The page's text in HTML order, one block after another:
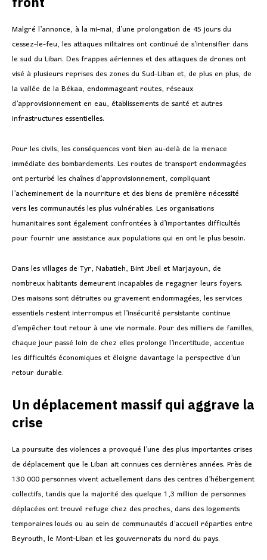
Malgré l’annonce, à la mi-mai, d’une prolongation de 45 jours du
cessez-le-feu, les attaques militaires ont continué de s’intensifier dans
le sud du Liban. Des frappes aériennes et des attaques de drones ont
visé à plusieurs reprises des zones du Sud-Liban et, de plus en plus, de
la vallée de la Békaa, endommageant routes, réseaux
d’approvisionnement en eau, établissements de santé et autres
infrastructures essentielles.
Pour les civils, les conséquences vont bien au-delà de la menace
immédiate des bombardements. Les routes de transport endommagées
ont perturbé les chaînes d’approvisionnement, compliquant
l’acheminement de la nourriture et des biens de première nécessité
vers les communautés les plus vulnérables. Les organisations
humanitaires sont également confrontées à d’importantes difficultés
pour fournir une assistance aux populations qui en ont le plus besoin.
Dans les villages de Tyr, Nabatieh, Bint Jbeil et Marjayoun, de
nombreux habitants demeurent incapables de regagner leurs foyers.
Des maisons sont détruites ou gravement endommagées, les services
essentiels restent interrompus et l’insécurité persistante continue
d’empêcher tout retour à une vie normale. Pour des milliers de familles,
chaque jour passé loin de chez elles prolonge l’incertitude, accentue
les difficultés économiques et éloigne davantage la perspective d’un
retour durable.
Un déplacement massif qui aggrave la
crise
La poursuite des violences a provoqué l’une des plus importantes crises
de déplacement que le Liban ait connues ces dernières années. Près de
130 000 personnes vivent actuellement dans des centres d’hébergement
collectifs, tandis que la majorité des quelque 1,3 million de personnes
déplacées ont trouvé refuge chez des proches, dans des logements
temporaires loués ou au sein de communautés d’accueil réparties entre
Beyrouth, le Mont-Liban et les gouvernorats du nord du pays.